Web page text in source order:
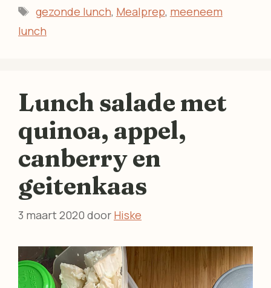
Tags
gezonde lunch, Mealprep, meeneem
lunch
Lunch salade met
quinoa, appel,
canberry en
geitenkaas
3 maart 2020 door Hiske